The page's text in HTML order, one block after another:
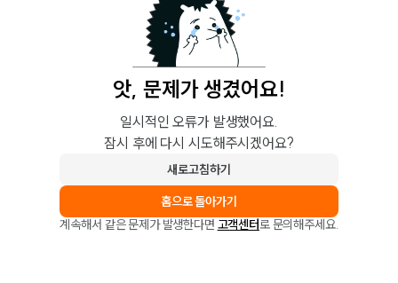
앗, 문제가 생겼어요!
일시적인 오류가 발생했어요.
잠시 후에 다시 시도해주시겠어요?
새로고침하기
홈으로 돌아가기
계속해서 같은 문제가 발생한다면 고객센터로 문의해주세요.